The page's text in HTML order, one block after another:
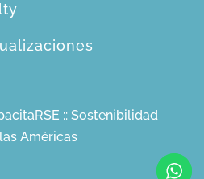
:: Sostenibilidad
Américas